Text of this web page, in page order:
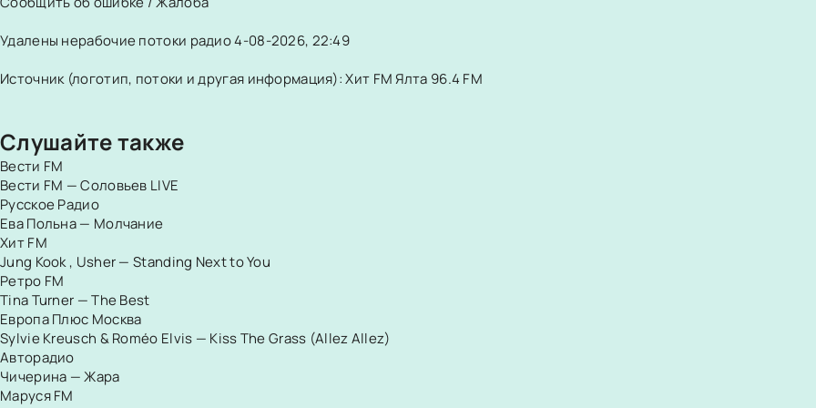
Удалены нерабочие потоки радио 4-08-2026, 22:49
Источник (логотип, потоки и другая информация): Хит FM Ялта 96.4 FM
Слушайте также
Вести FM
Вести FM — Соловьев LIVE
Русское Радио
Ева Польна — Молчание
Хит FM
Jung Kook , Usher — Standing Next to You
Ретро FM
Tina Turner — The Best
Европа Плюс Москва
Sylvie Kreusch & Roméo Elvis — Kiss The Grass (Allez Allez)
Авторадио
Чичерина — Жара
Маруся FM